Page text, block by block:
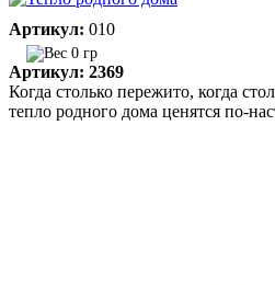
Артикул: 010
0 гр
Артикул: 2369
Когда столько пережито, когда
тепло родного дома ценятся по-